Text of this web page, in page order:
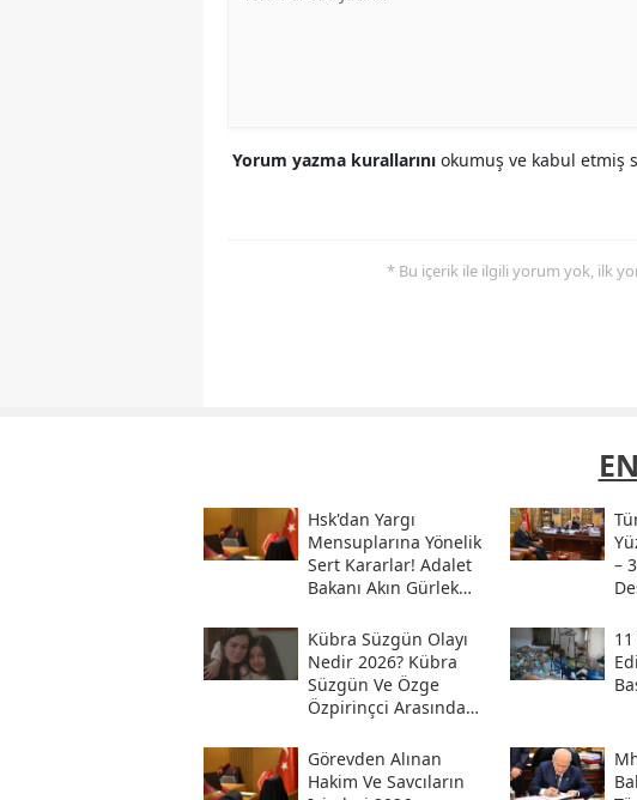
Yorum yazma kurallarını okumuş ve kabul etmiş
* Bu içerik ile ilgili yorum yok, ilk
Hsk'dan Yargı
Mensuplarına Yönelik
Sert Kararlar! Adalet
Bakanı Akın Gürlek
Hesabından Açıkladı
–
Kübra Süzgün Olayı
Nedir 2026? Kübra
Süzgün Ve Özge
Özpirinçci Arasında
Görevden Alınan
Hakim Ve Savcıların